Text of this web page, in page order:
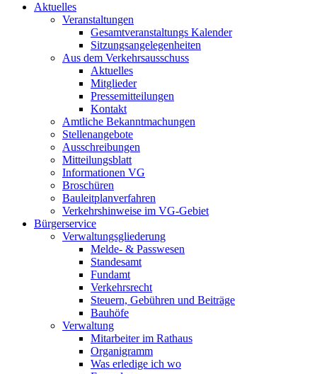
Aktuelles
Veranstaltungen
Gesamtveranstaltungs Kalender
Sitzungsangelegenheiten
Aus dem Verkehrsausschuss
Aktuelles
Mitglieder
Pressemitteilungen
Kontakt
Amtliche Bekanntmachungen
Stellenangebote
Ausschreibungen
Mitteilungsblatt
Informationen VG
Broschüren
Bauleitplanverfahren
Verkehrshinweise im VG-Gebiet
Bürgerservice
Verwaltungsgliederung
Melde- & Passwesen
Standesamt
Fundamt
Verkehrsrecht
Steuern, Gebühren und Beiträge
Bauhöfe
Verwaltung
Mitarbeiter im Rathaus
Organigramm
Was erledige ich wo